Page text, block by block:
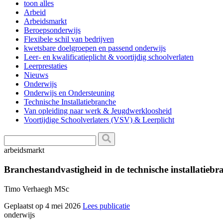
toon alles
Arbeid
Arbeidsmarkt
Beroepsonderwijs
Flexibele schil van bedrijven
kwetsbare doelgroepen en passend onderwijs
Leer- en kwalificatieplicht & voortijdig schoolverlaten
Leerprestaties
Nieuws
Onderwijs
Onderwijs en Ondersteuning
Technische Installatiebranche
Van opleiding naar werk & Jeugdwerkloosheid
Voortijdige Schoolverlaters (VSV) & Leerplicht
arbeidsmarkt
Branchestandvastigheid in de technische
Timo Verhaegh MSc
Geplaatst op 4 mei 2026 Lees publicatie
onderwijs